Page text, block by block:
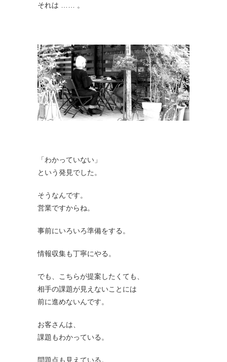
それは …… 。
「わかっていない」
という発見でした。
そうなんです。
営業ですからね。
事前にいろいろ準備をする。
情報収集も丁寧にやる。
でも、こちらが提案したくても、
相手の課題が見えないことには
前に進めないんです。
お客さんは、
課題もわかっている。
問題点も見えている。